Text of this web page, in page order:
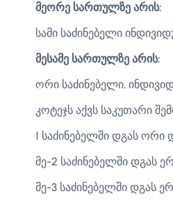
მეორე სართულზე არის:
სამი საძინებელი
მესამე სართულზე არის:
ორი საძინებელი,
კოტეჯს აქვს საკუთარი
1 საძინებელში დგას ორი
მე-2 საძინებელში დგას
მე-3 საძინებელში დგას